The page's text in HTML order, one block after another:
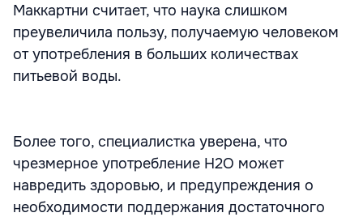
Маккартни считает, что наука слишком
преувеличила пользу, получаемую человеком
от употребления в больших количествах
питьевой воды.
Более того, специалистка уверена, что
чрезмерное употребление H2O может
навредить здоровью, и предупреждения о
необходимости поддержания достаточного